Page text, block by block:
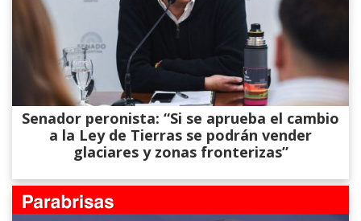
Senador peronista: “Si se aprueba el cambio
a la Ley de Tierras se podrán vender
glaciares y zonas fronterizas”